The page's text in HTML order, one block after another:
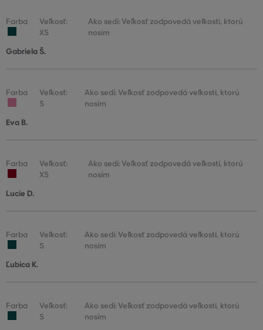
Farba
Veľkosť:
XS
Ako sedí: Veľkosť zodpovedá veľkosti, ktorú
nosím
Gabriela Š.
Farba
Veľkosť:
S
Ako sedí: Veľkosť zodpovedá veľkosti, ktorú
nosím
Eva B.
Farba
Veľkosť:
XS
Ako sedí: Veľkosť zodpovedá veľkosti, ktorú
nosím
Lucie D.
Farba
Veľkosť:
S
Ako sedí: Veľkosť zodpovedá veľkosti, ktorú
nosím
Ľubica K.
Farba
Veľkosť:
S
Ako sedí: Veľkosť zodpovedá veľkosti, ktorú
nosím